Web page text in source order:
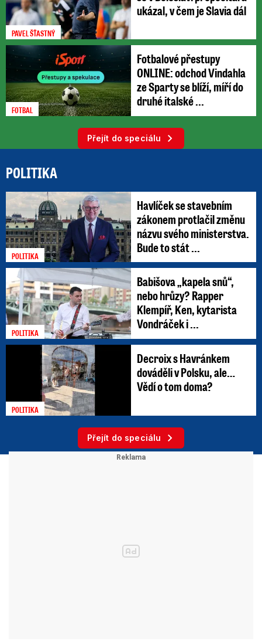
PAVEL ŠŤASTNÝ
ukázal, v čem je Slavia dál
FOTBAL
Fotbalové přestupy
ONLINE: odchod Vindahla
ze Sparty se blíží, míří do
druhé italské ...
Přejít do speciálu
POLITIKA
POLITIKA
Havlíček se stavebním
zákonem protlačil změnu
názvu svého ministerstva.
Bude to stát ...
POLITIKA
Babišova „kapela snů“,
nebo hrůzy? Rapper
Klempíř, Ken, kytarista
Vondráček i ...
POLITIKA
Decroix s Havránkem
dováděli v Polsku, ale…
Vědí o tom doma?
Přejít do speciálu